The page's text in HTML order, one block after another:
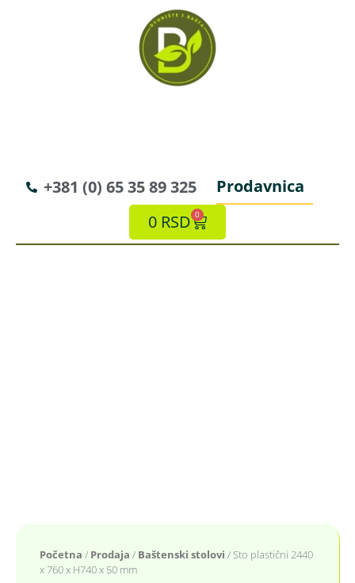
+381 (0) 65 35 89 325
Prodavnica
0 RSD 0
Početna / Prodaja / Baštenski stolovi / Sto plastični 2440
x 760 x H740 x 50 mm